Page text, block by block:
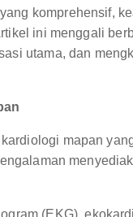
komprehensif,
ini menggali
utama, dan
mapan
(EKG),